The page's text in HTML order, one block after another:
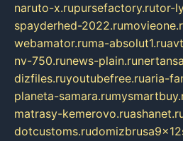
naruto-x.rupursefactory.rutor-
spayderhed-2022.ru
webamator.ruma-absolut1.ru
nv-750.runews-plain.ru
dizfiles.ruyoutubefree.ruaria-
planeta-samara.ru
matrasy-kemerovo.ru
dotcustoms.ru